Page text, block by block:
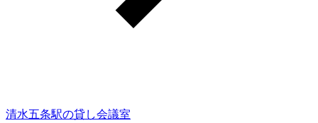
清水五条駅の貸し会議室